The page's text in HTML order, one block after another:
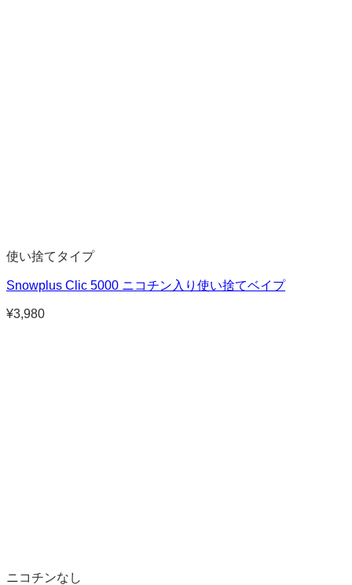
使い捨てタイプ
Snowplus Clic 5000 ニコチン入り使い捨てベイプ
¥3,980
ニコチンなし